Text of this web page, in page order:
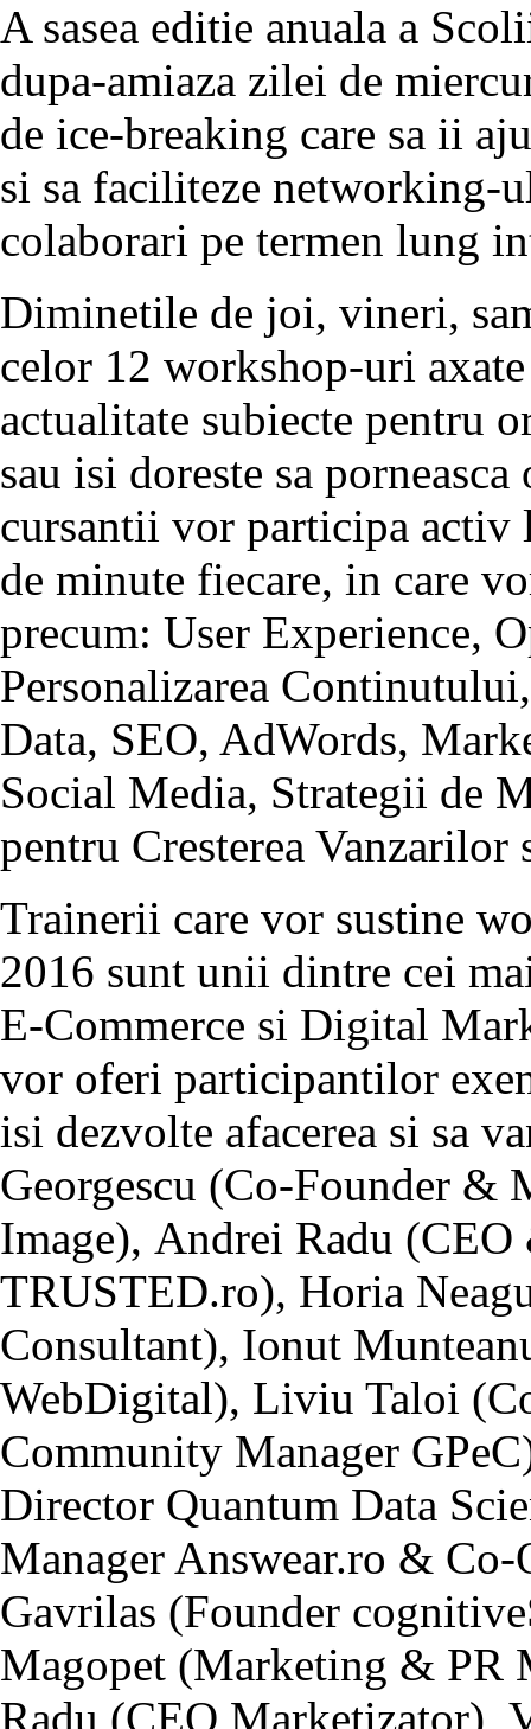
A sasea editie anuala a
dupa-amiaza zilei de
de ice-breaking care sa ii
si sa faciliteze networking-
colaborari pe termen lung
Diminetile de joi, vineri,
celor 12 workshop-uri
actualitate subiecte pentru
sau isi doreste sa
cursantii vor participa activ
de minute fiecare, in care
precum: User Experience,
Personalizarea
Data, SEO, AdWords,
Social Media, Strategii de
pentru Cresterea
Trainerii care vor sustine
2016 sunt unii dintre cei
E-Commerce si Digital
vor oferi participantilor
isi dezvolte afacerea si sa
Georgescu (Co-Founder &
Image), Andrei Radu
TRUSTED.ro), Horia
Consultant), Ionut
WebDigital), Liviu Taloi
Community Manager
Director Quantum Data
Manager Answear.ro & Co-
Gavrilas (Founder
Magopet (Marketing & PR
Radu (CEO Marketizator),